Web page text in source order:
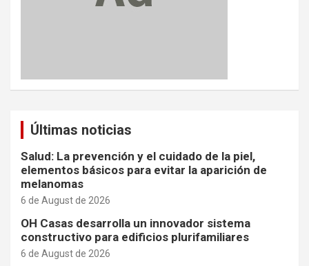
Últimas noticias
Salud: La prevención y el cuidado de la piel,
elementos básicos para evitar la aparición de
melanomas
6 de August de 2026
OH Casas desarrolla un innovador sistema
constructivo para edificios plurifamiliares
6 de August de 2026